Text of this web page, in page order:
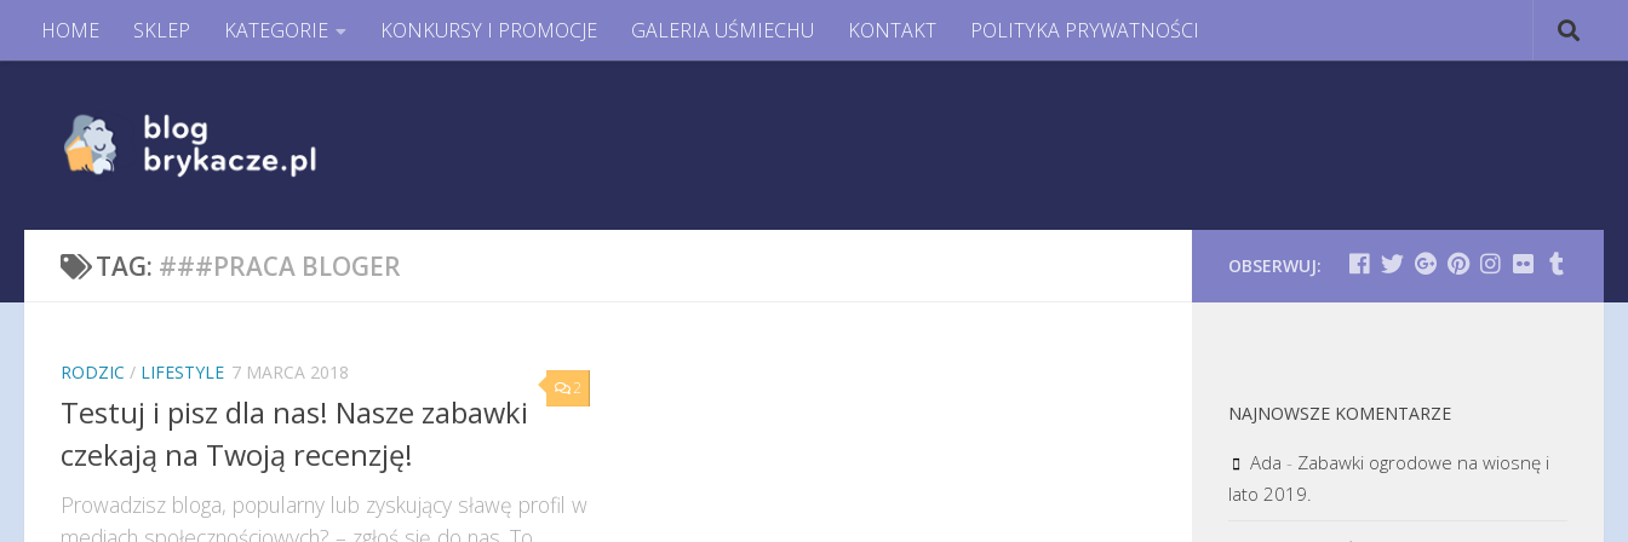
HOME SKLEP KATEGORIE KONKURSY I PROMOCJE GALERIA UŚMIECHU KONTAKT POLITYKA PRYWATNOŚCI
TAG: ###PRACA BLOGER
2
RODZIC / LIFESTYLE 7 MARCA 2018
Testuj i pisz dla nas! Nasze zabawki
czekają na Twoją recenzję!
Prowadzisz bloga, popularny lub zyskujący sławę profil w
OBSERWUJ:
NAJNOWSZE KOMENTARZE
Ada - Zabawki ogrodowe na wiosnę i
lato 2019.